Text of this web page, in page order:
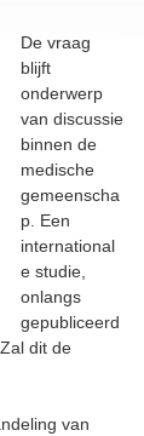
De vraag
blijft
onderwerp
van discussie
binnen de
medische
gemeenscha
p. Een
international
e studie,
onlangs
gepubliceerd
dit de
van